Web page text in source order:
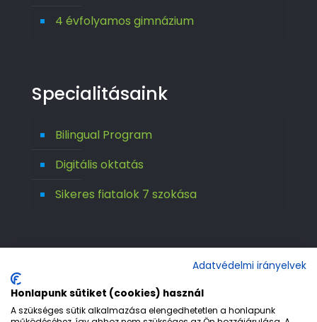
4 évfolyamos gimnázium
Specialitásaink
Bilingual Program
Digitális oktatás
Sikeres fiatalok 7 szokása
Adatvédelmi irányelvek
Honlapunk sütiket (cookies) használ
A szükséges sütik alkalmazása elengedhetetlen a honlapunk